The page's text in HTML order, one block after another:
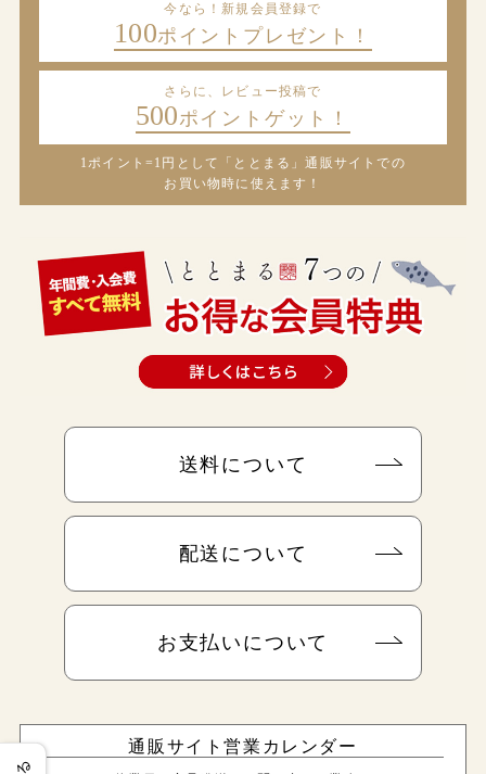
今なら！新規会員登録で
100ポイントプレゼント！
さらに、レビュー投稿で
500ポイントゲット！
1ポイント=1円として「ととまる」通販サイトでの
お買い物時に使えます！
送料について
配送について
お支払いについて
通販サイト営業カレンダー